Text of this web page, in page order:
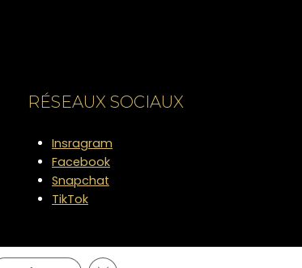
RÉSEAUX SOCIAUX
Insragram
Facebook
Snapchat
TikTok